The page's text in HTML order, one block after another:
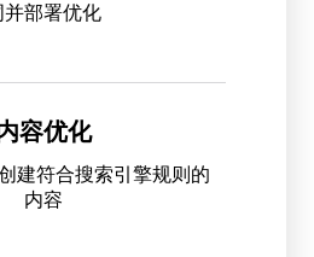
并部署优化
容优化
建符合搜索引擎规则的
内容